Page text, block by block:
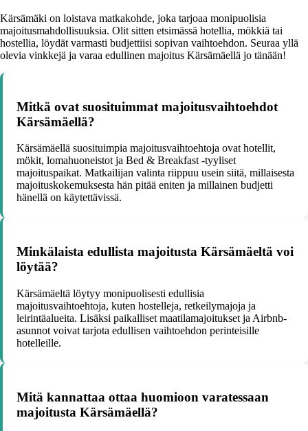
Kärsämäki on loistava matkakohde, joka tarjoaa monipuolisia
majoitusmahdollisuuksia. Olit sitten etsimässä hotellia, mökkiä tai
hostellia, löydät varmasti budjettiisi sopivan vaihtoehdon. Seuraa yllä
olevia vinkkejä ja varaa edullinen majoitus Kärsämäellä jo tänään!
Mitkä ovat suosituimmat majoitusvaihtoehdot
Kärsämäellä?
Kärsämäellä suosituimpia majoitusvaihtoehtoja ovat hotellit,
mökit, lomahuoneistot ja Bed & Breakfast -tyyliset
majoituspaikat. Matkailijan valinta riippuu usein siitä, millaisesta
majoituskokemuksesta hän pitää eniten ja millainen budjetti
hänellä on käytettävissä.
Minkälaista edullista majoitusta Kärsämäeltä voi
löytää?
Kärsämäeltä löytyy monipuolisesti edullisia
majoitusvaihtoehtoja, kuten hostelleja, retkeilymajoja ja
leirintäalueita. Lisäksi paikalliset maatilamajoitukset ja Airbnb-
asunnot voivat tarjota edullisen vaihtoehdon perinteisille
hotelleille.
Mitä kannattaa ottaa huomioon varatessaan
majoitusta Kärsämäellä?